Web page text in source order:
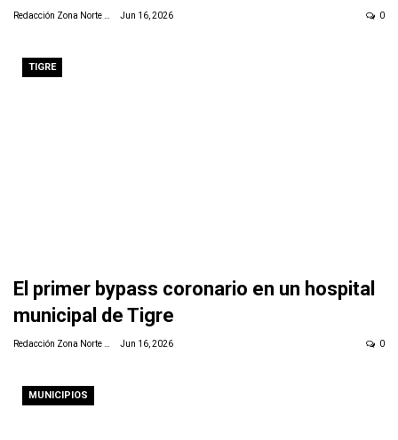
Jun 16, 2026 0
TIGRE
El primer bypass coronario en un hospital
municipal de Tigre
Jun 16, 2026 0
MUNICIPIOS